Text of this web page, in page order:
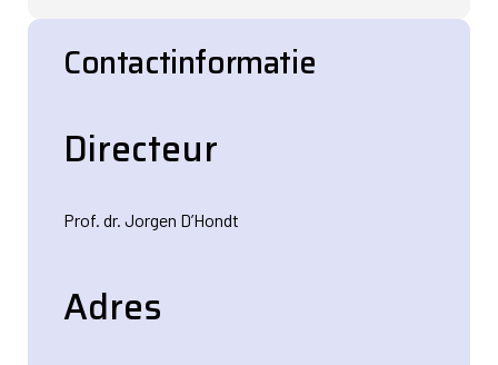
Contactinformatie
Directeur
Prof. dr. Jorgen D’Hondt
Adres